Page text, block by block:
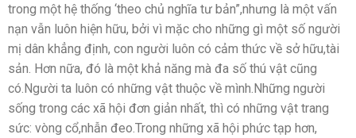
trong một hệ thống ‘theo chủ nghĩa tư bản”,nhưng là một vấn
nạn vẫn luôn hiện hữu, bởi vì mặc cho những gì một số người
mị dân khẳng định, con người luôn có cảm thức về sở hữu,tài
sản. Hơn nữa, đó là một khả năng mà đa số thú vật cũng
có.Người ta luôn có những vật thuộc về mình.Những người
sống trong các xã hội đơn giản nhất, thì có những vật trang
sức: vòng cổ,nhẫn đeo.Trong những xã hội phức tạp hơn,